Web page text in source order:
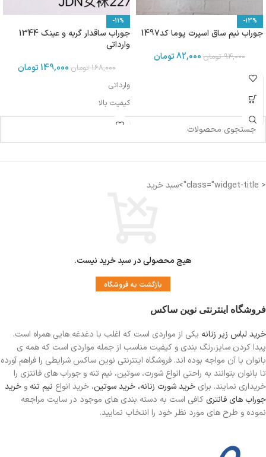
-13%
جوراب نیم ساق اسپرت پوما کد1497
94,000 تومان 82,000تومان
-11%
جوراب ساقدار گربه و عینک 1344
وارداتی
168,000 تومان149,000تومان
وارداتی
کیفیت بالا
< class="widget-title">سبد خرید
هیچ محصولی در سبد خرید نیست.
بازگشت به فروشگاه
فروشگاه اینترنتی نوین ساکس
خرید لباس زیر زنانه یکی از مواردی است که اغلب با دغدغه هایی همراه است.
پیدا کردن سایز،رنگ بندی و کیفیت مناسب از جمله مواردی است که همه ی
بانوان با آن مواجه بوده اند. فروشگاه اینترنتی نوین ساکس شرایطی را فراهم آورده
تا بانوان بتوانند به راحتی انواع شورت، سوتین، نیم تنه و جوراب های فانتزی را
خریداری نمایند. برای خرید شورت زنانه، خرید سوتین، خرید انواع نیم تنه و خرید
جوراب های فانتری کافی است به دسته بندی های موجود در سایت مراجعه
نموده و طرح های مورد نظر خود را انتخاب نمایید.